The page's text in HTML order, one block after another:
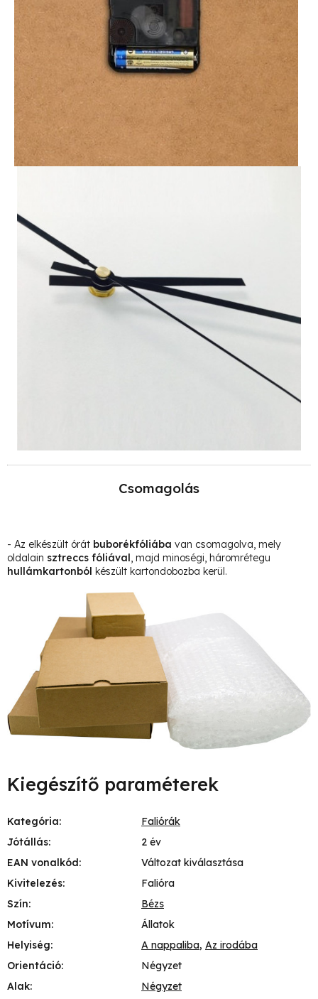
Csomagolás
- Az elkészült órát buborékfóliába van csomagolva, mely
oldalain sztreccs fóliával, majd minoségi, háromrétegu
hullámkartonból készült kartondobozba kerül.
Kiegészítő paraméterek
Kategória:
Faliórák
Jótállás:
2 év
EAN vonalkód:
Változat kiválasztása
Kivitelezés:
Falióra
Szín:
Bézs
Motívum:
Állatok
Helyiség: A nappaliba, Az irodába
Orientáció:
Négyzet
Alak: Négyzet